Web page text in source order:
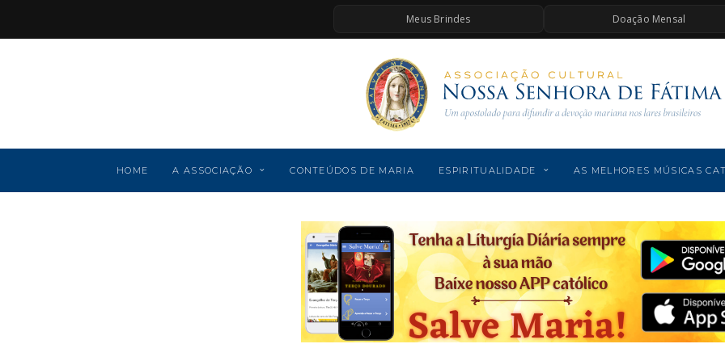
Meus Brindes Doação Mensal
HOME A ASSOCIAÇÃO CONTEÚDOS DE MARIA ESPIRITUALIDADE AS MELHORES MÚSICAS